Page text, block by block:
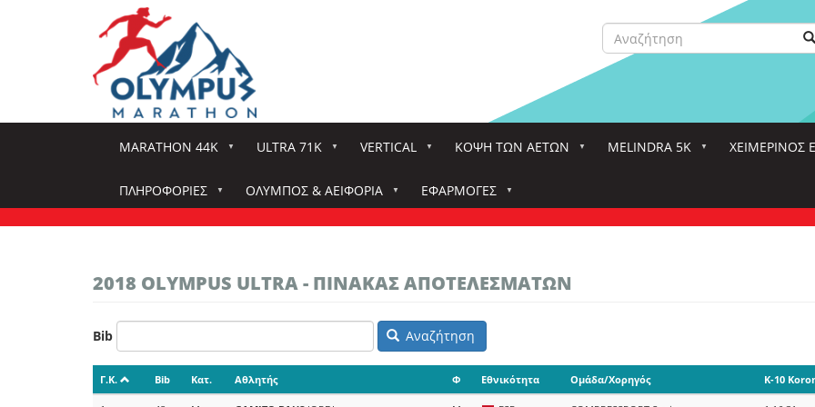
Search
Αναζήτηση
MARATHON 44K ULTRA 71K VERTICAL ΚΌΨΗ ΤΩΝ ΑΕΤΏΝ MELINDRA 5K ΧΕΙΜΕΡΙΝΟΣ
ΠΛΗΡΟΦΟΡΊΕΣ ΌΛΥΜΠΟΣ & ΑΕΙΦΟΡΊΑ
ΕΦΑΡΜΟΓΈΣ
2018 OLYMPUS ULTRA - ΠΙΝΑΚΑΣ ΑΠΟΤΕΛΕΣΜΑΤΩΝ
Bib Αναζήτηση
Γ.Κ. Bib Κατ. Αθλητής Φ Εθνικότητα Ομάδα/Χορηγός K-10